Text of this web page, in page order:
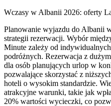
Wczasy w Albanii 2026: oferty
Planowanie wyjazdu do Albanii
strategii rezerwacji. Wybór
Minute zależy od
podróżnych. Rezerwacja z
dla osób planujących urlop w
pozwalające skorzystać z
hoteli o wysokim standardzie.
atrakcyjne warunki, takie jak
20% wartości wycieczki, co